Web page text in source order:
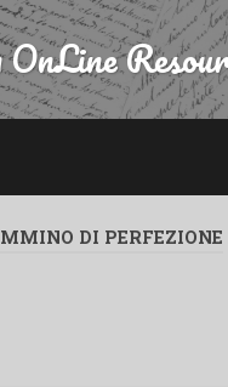
DI PERFEZIONE